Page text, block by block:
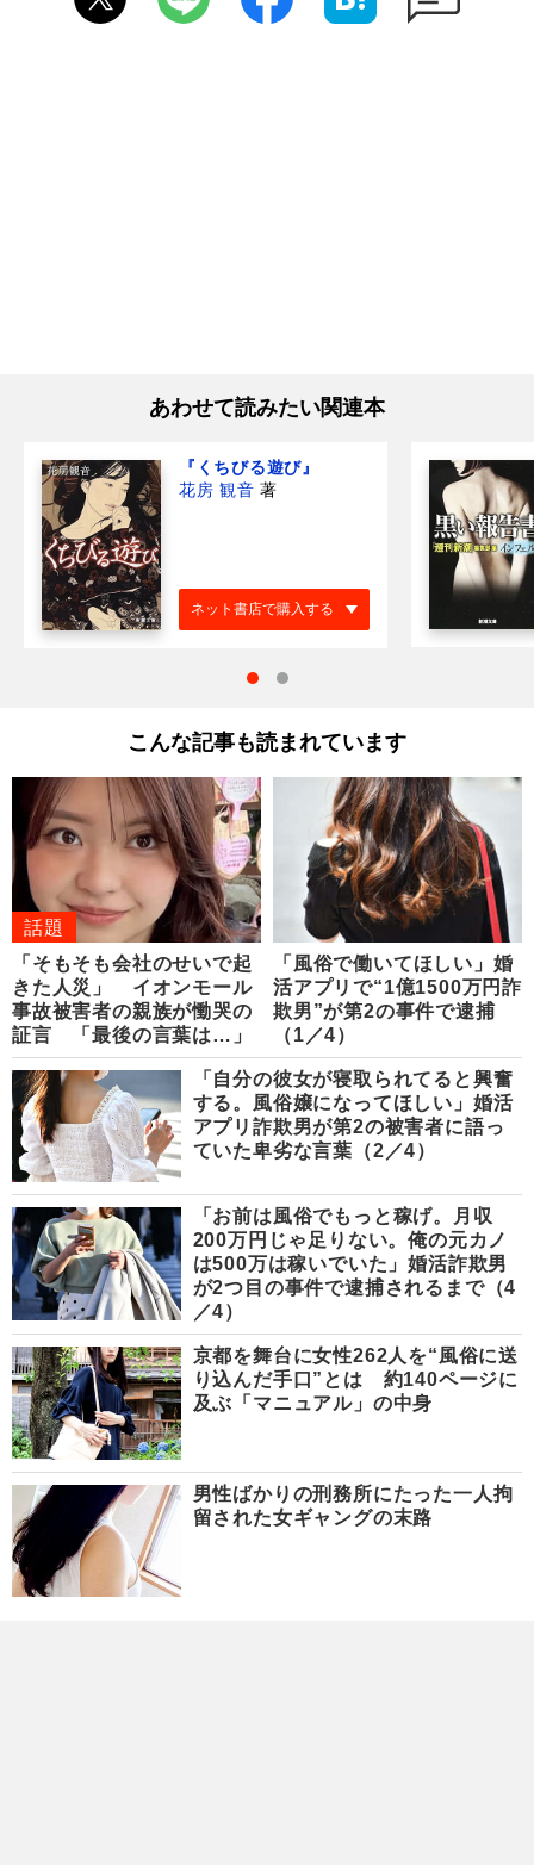
あわせて読みたい関連本
『くちびる遊び』
花房 観音 著
ネット書店で購入する
こんな記事も読まれています
話題
「そもそも会社のせいで起
きた人災」 イオンモール
事故被害者の親族が慟哭の
証言 「最後の言葉は…」
「風俗で働いてほしい」婚
活アプリで“1億1500万円詐
欺男”が第2の事件で逮捕
（1／4）
「自分の彼女が寝取られてると興奮
する。風俗嬢になってほしい」婚活
アプリ詐欺男が第2の被害者に語っ
ていた卑劣な言葉（2／4）
「お前は風俗でもっと稼げ。月収
200万円じゃ足りない。俺の元カノ
は500万は稼いでいた」婚活詐欺男
が2つ目の事件で逮捕されるまで（4
／4）
京都を舞台に女性262人を“風俗に送
り込んだ手口”とは 約140ページに
及ぶ「マニュアル」の中身
男性ばかりの刑務所にたった一人拘
留された女ギャングの末路